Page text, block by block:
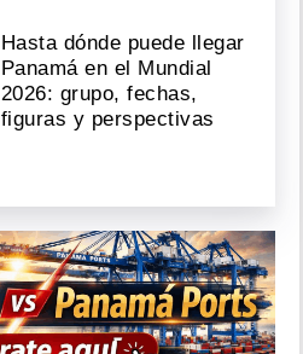
Hasta dónde puede llegar
Panamá en el Mundial
2026: grupo, fechas,
figuras y perspectivas